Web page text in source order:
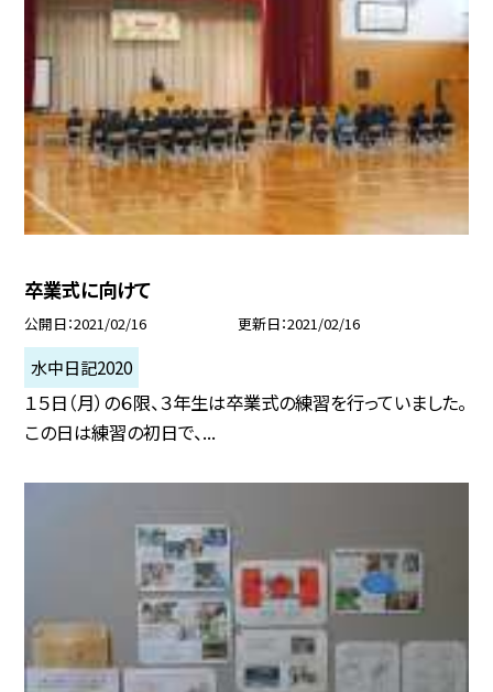
卒業式に向けて
公開日 2021/02/16 更新日 2021/02/16
水中日記2020
１５日（月）の６限、３年生は卒業式の練習を行っていました。
この日は練習の初日で、...